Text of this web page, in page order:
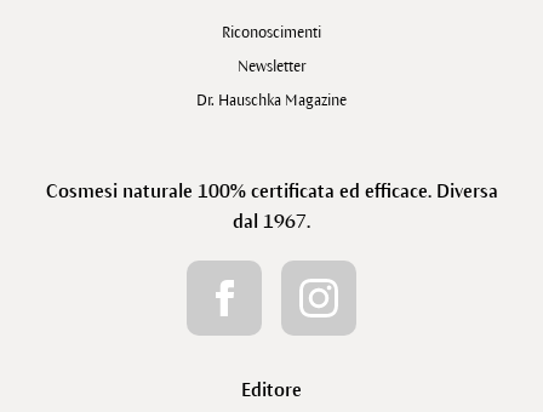
Riconoscimenti
Newsletter
Dr. Hauschka Magazine
Cosmesi naturale 100% certificata ed efficace. Diversa
dal 1967.
Editore